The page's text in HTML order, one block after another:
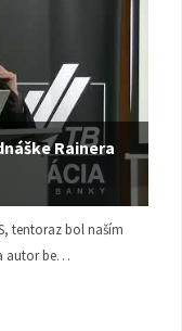
Rainera
tentoraz bol naším
autor be…